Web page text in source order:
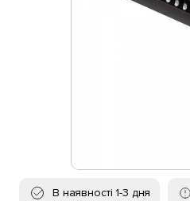
В наявності 1-3 дня